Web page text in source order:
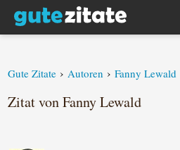
Gute Zitate › Autoren › Fanny Lewald
Zitat von Fanny Lewald